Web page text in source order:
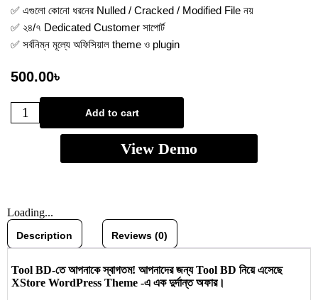
✅ এগুলো কোনো ধরনের Nulled / Cracked / Modified File নয়
✅ ২৪/৭ Dedicated Customer সাপোর্ট
✅ সর্বনিম্ন মূল্যে অফিসিয়াল theme ও plugin
500.00৳
Add to cart
View Demo
Loading...
Description Reviews (0)
Tool BD-তে আপনাকে স্বাগতম! আপনাদের জন্য Tool BD নিয়ে এসেছে
XStore WordPress Theme -এ এক দুর্দান্ত অফার।